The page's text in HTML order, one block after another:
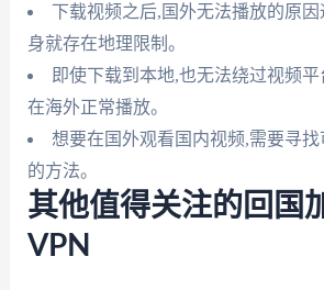
下载视频之后,国外无法播放的原
身就存在地理限制。
即使下载到本地,也无法绕过视频
在海外正常播放。
想要在国外观看国内视频,需要寻找
的方法。
其他值得关注的回国
VPN